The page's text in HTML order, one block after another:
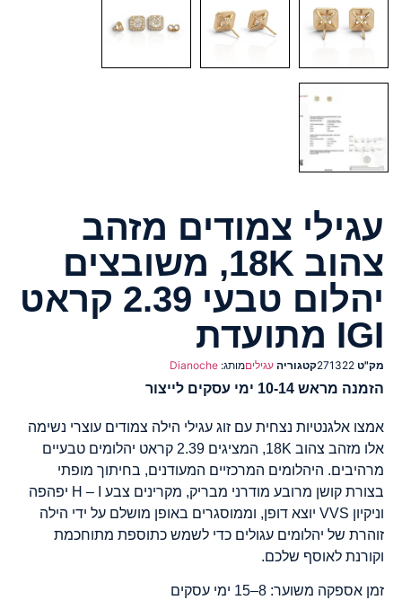
עגילי צמודים מזהב
צהוב 18K, משובצים
יהלום טבעי 2.39 קראט
IGI מתועדת
מק"ט 271322קטגוריה עגיליםמותג: Dianoche
הזמנה מראש 10-14 ימי עסקים לייצור
אמצו אלגנטיות נצחית עם זוג עגילי הילה צמודים עוצרי נשימה
אלו מזהב צהוב 18K, המציגים 2.39 קראט יהלומים טבעיים
מרהיבים. היהלומים המרכזיים המעודנים, בחיתוך מופתי
בצורת קושן מרובע מודרני מבריק, מקרינים צבע H – I יפהפה
וניקיון VVS יוצא דופן, וממוסגרים באופן מושלם על ידי הילה
זוהרת של יהלומים עגולים כדי לשמש כתוספת מתוחכמת
וקורנת לאוסף שלכם.
זמן אספקה משוער: 8–15 ימי עסקים